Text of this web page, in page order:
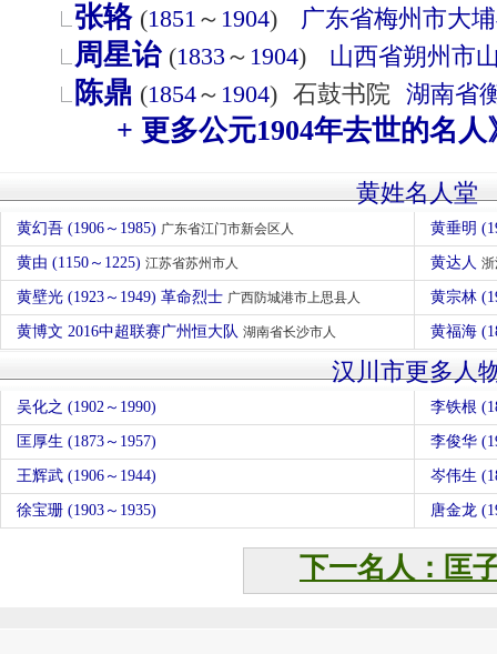
张辂 (1851 ～ 1904) 广东省梅州市大
周星诒 (1833 ～ 1904) 山西省朔州市
陈鼎 (1854～ 1904) 石鼓书院 湖南省
+ 更多公元1904年去世的名人
黄姓名人堂
黄幻吾 (1906～1985) 广东省江门市新会区人 黄垂明
黄由 (1150～1225) 江苏省苏州市人 黄达人
黄壁光 (1923～1949) 革命烈士 广西防城港市上思县人 黄宗林
黄博文 2016中超联赛广州恒大队 湖南省长沙市人 黄福海
汉川市更多人
吴化之 (1902～1990) 李铁根
匡厚生 (1873～1957) 李俊华
王辉武 (1906～1944) 岑伟生
徐宝珊 (1903～1935) 唐金龙
下一名人：匡